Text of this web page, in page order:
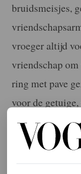
bruidsmeisjes,
vroeger altijd
vriendschap
ring met pave
voor de getuige,
altijd.”